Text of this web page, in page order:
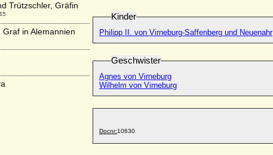
Kinder
Philipp II. von Virneburg-Saffenberg und Neuenahr
Geschwister
Agnes von Virneburg
Wilhelm von Virneburg
Docnr:10630
Trützschler, Gräfin
in Alemannien